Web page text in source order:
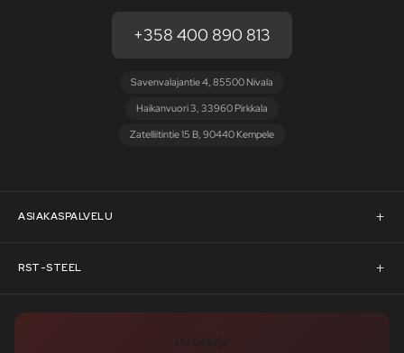
+358 400 890 813
Savenvalajantie 4, 85500 Nivala
Haikanvuori 3, 33960 Pirkkala
Zatelliitintie 15 B, 90440 Kempele
ASIAKASPALVELU
Asiakaspalvelu
Pyydä tarjous
RST-STEEL
RST-Steelin tarina
Uutiskirje